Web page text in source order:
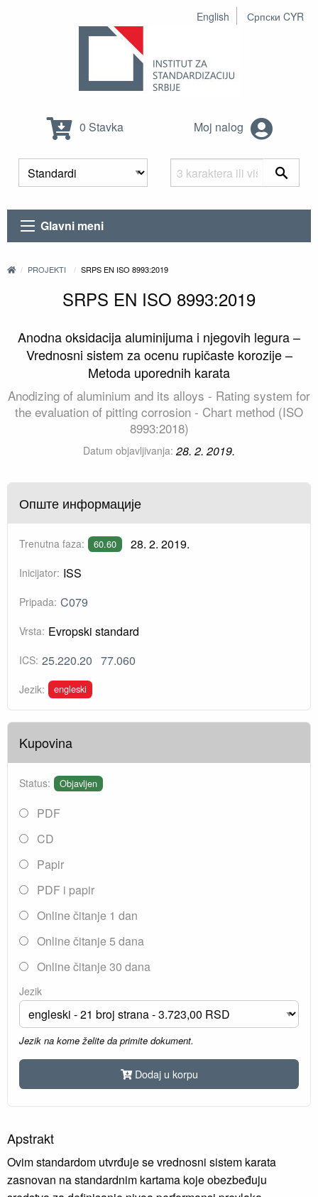
English Српски CYR
0 Stavka Moj nalog
Glavni meni
PROJEKTI SRPS EN ISO 8993:2019
SRPS EN ISO 8993:2019
Anodna oksidacija aluminijuma i njegovih legura –
Vrednosni sistem za ocenu rupičaste korozije –
Metoda uporednih karata
Anodizing of aluminium and its alloys - Rating system for
the evaluation of pitting corrosion - Chart method (ISO
8993:2018)
Datum objavljivanja: 28. 2. 2019.
Опште информације
Trenutna faza: 60.60 28. 2. 2019.
Inicijator: ISS
Pripada: C079
Vrsta: Evropski standard
ICS: 25.220.20 77.060
Jezik: engleski
Kupovina
Status: Objavljen
PDF
CD
Papir
PDF i papir
Online čitanje 1 dan
Online čitanje 5 dana
Online čitanje 30 dana
Jezik
Jezik na kome želite da primite dokument.
Dodaj u korpu
Apstrakt
Ovim standardom utvrđuje se vrednosni sistem karata
zasnovan na standardnim kartama koje obezbeđuju